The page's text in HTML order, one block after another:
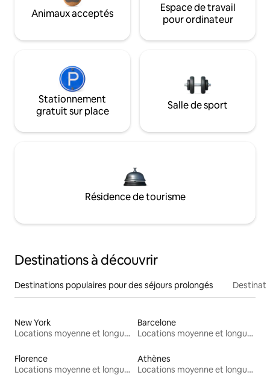
Animaux acceptés
Espace de travail
pour ordinateur
Stationnement
gratuit sur place
Salle de sport
Résidence de tourisme
Destinations à découvrir
Destinations populaires pour des séjours prolongés
New York
Locations moyenne et longue durée
Barcelone
Locations moyenne et longue durée
Florence
Locations moyenne et longue durée
Athènes
Locations moyenne et longue durée